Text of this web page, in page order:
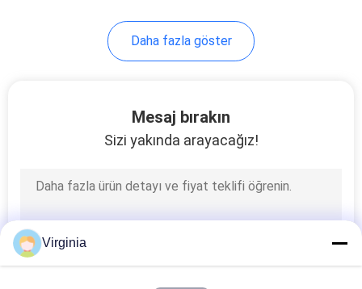
Spoke Tipi Yük
HücresiDaha fazla göster
Mesaj bırakın
Sizi yakında arayacağız!
Virginia